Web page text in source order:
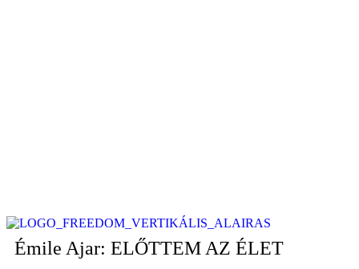
Émile Ajar: ELŐTTEM AZ ÉLET